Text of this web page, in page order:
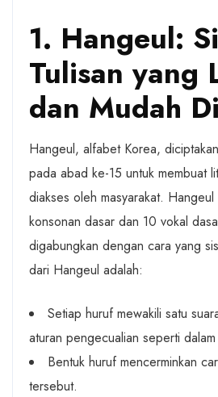
1. Hangeul:
Tulisan yang
dan Mudah
Hangeul, alfabet Korea,
pada abad ke-15 untuk membuat
diakses oleh masyarakat.
konsonan dasar dan 10 vokal
digabungkan dengan cara yang
dari Hangeul adalah:
Setiap huruf mewakili satu
aturan pengecualian seperti
Bentuk huruf mencerminkan
tersebut.